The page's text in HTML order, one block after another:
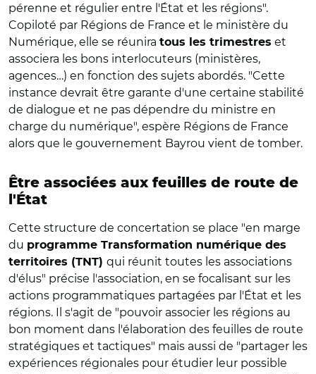
pérenne et régulier entre l'État et les régions".
Copiloté par Régions de France et le ministère du
Numérique, elle se réunira tous les trimestres et
associera les bons interlocuteurs (ministères,
agences…) en fonction des sujets abordés. "Cette
instance devrait être garante d'une certaine stabilité
de dialogue et ne pas dépendre du ministre en
charge du numérique", espère Régions de France
alors que le gouvernement Bayrou vient de tomber.
Être associées aux feuilles de route de
l'État
Cette structure de concertation se place "en marge
du programme Transformation numérique des
territoires (TNT) qui réunit toutes les associations
d'élus" précise l'association, en se focalisant sur les
actions programmatiques partagées par l'État et les
régions. Il s'agit de "pouvoir associer les régions au
bon moment dans l'élaboration des feuilles de route
stratégiques et tactiques" mais aussi de "partager les
expériences régionales pour étudier leur possible